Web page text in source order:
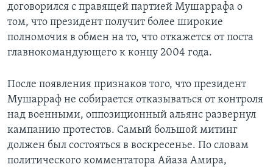
договорился с правящей партией Мушаррафа о
том, что президент получит более широкие
полномочия в обмен на то, что откажется от поста
главнокомандующего к концу 2004 года.
После появления признаков того, что президент
Мушарраф не собирается отказываться от контроля
над военными, оппозиционный альянс развернул
кампанию протестов. Самый большой митинг
должен был состояться в воскресенье. По словам
политического комментатора Айаза Амира,